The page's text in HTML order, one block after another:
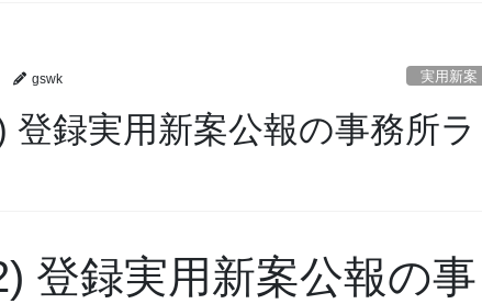
gswk 実用新案
登録実用新案公報の事務所ラ
登録実用新案公報の事